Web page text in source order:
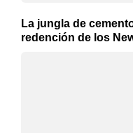
La jungla de
redención de los